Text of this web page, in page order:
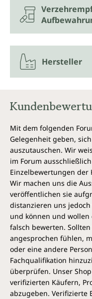
sorgt
Glutenfrei und
durchdachte
wie:
Balance des
Ballaststoffe,
Biotin, das zur
Schleimhäute
Cranberry-
Schutzstoffe
Intakte
wichtiger
Die Schleimhäute
besondere Aufgabe.
Bakterien und
empfindliche
Mikroflora. Dieses
das allgemeine
Schleimhautgewebe
Hersteller
Mit dem folgenden
Gelegenheit geben,
auszutauschen. Wir
im Forum
Einzelbewertungen der
Wir machen uns die
veröffentlichen sie
distanzieren uns
und können und
falsch bewerten.
angesprochen fühlen,
oder eine andere
Fachqualifikation
überprüfen. Unser
verifizierten Käufern,
abzugeben. Verifizierte